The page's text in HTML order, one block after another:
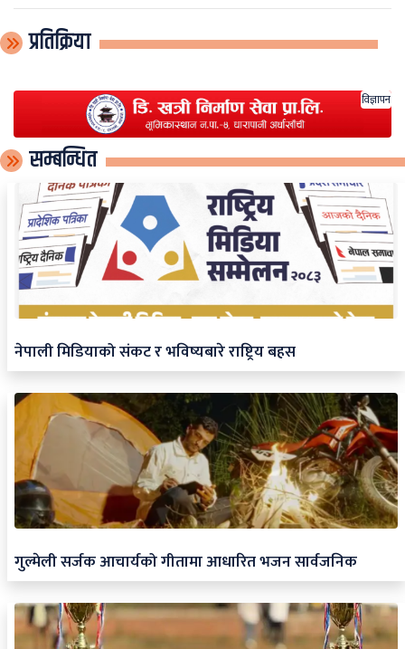
प्रतिक्रिया
विज्ञापन
सम्बन्धित
नेपाली मिडियाको संकट र भविष्यबारे राष्ट्रिय बहस
गुल्मेली सर्जक आचार्यको गीतामा आधारित भजन सार्वजनिक